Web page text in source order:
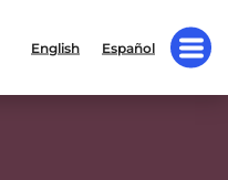
English Español